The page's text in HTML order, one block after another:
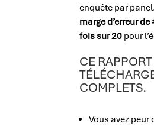
enquête par
marge d’erreur de
fois sur 20 pour
CE
COMPLETS.
Vous avez peur